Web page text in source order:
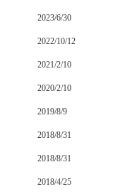
2023/6/30
2022/10/12
2021/2/10
2020/2/10
2019/8/9
2018/8/31
2018/8/31
2018/4/25